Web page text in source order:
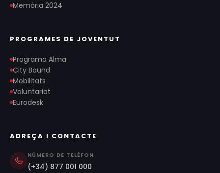
Memòria 2024
PROGRAMES DE JOVENTUT
Programa Alma
City Bound
Mobilitats
Voluntariat
Eurodesk
ADREÇA I CONTACTE
NÚMERO DE TELÈFON
(+34) 877 001 000